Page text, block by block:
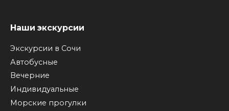
Наши экскурсии
Экскурсии в Сочи
Автобусные
Вечерние
Индивидуальные
Морские прогулки